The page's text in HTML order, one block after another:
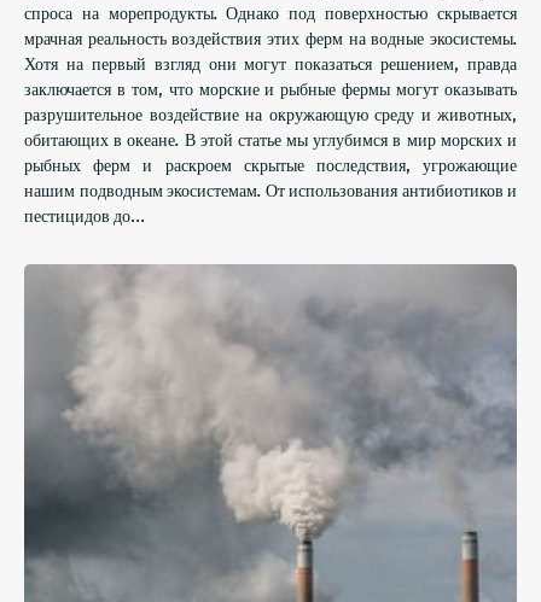
спроса на морепродукты. Однако под поверхностью скрывается
мрачная реальность воздействия этих ферм на водные экосистемы.
Хотя на первый взгляд они могут показаться решением, правда
заключается в том, что морские и рыбные фермы могут оказывать
разрушительное воздействие на окружающую среду и животных,
обитающих в океане. В этой статье мы углубимся в мир морских и
рыбных ферм и раскроем скрытые последствия, угрожающие
нашим подводным экосистемам. От использования антибиотиков и
пестицидов до…